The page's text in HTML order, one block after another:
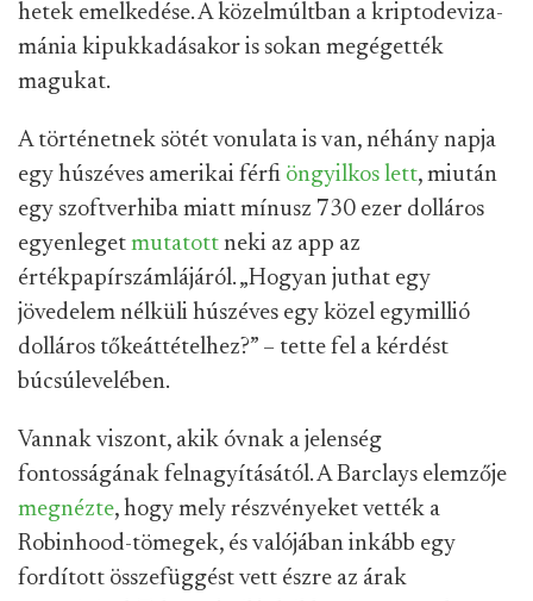
hetek emelkedése. A közelmúltban a kriptodeviza-
mánia kipukkadásakor is sokan megégették
magukat.
A történetnek sötét vonulata is van, néhány napja
egy húszéves amerikai férfi öngyilkos lett, miután
egy szoftverhiba miatt mínusz 730 ezer dolláros
egyenleget mutatott neki az app az
értékpapírszámlájáról. „Hogyan juthat egy
jövedelem nélküli húszéves egy közel egymillió
dolláros tőkeáttételhez?” – tette fel a kérdést
búcsúlevelében.
Vannak viszont, akik óvnak a jelenség
fontosságának felnagyításától. A Barclays elemzője
megnézte, hogy mely részvényeket vették a
Robinhood-tömegek, és valójában inkább egy
fordított összefüggést vett észre az árak